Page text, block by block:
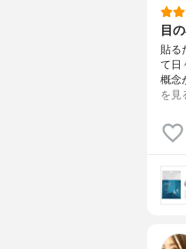
目
貼る
て日
概念
を見